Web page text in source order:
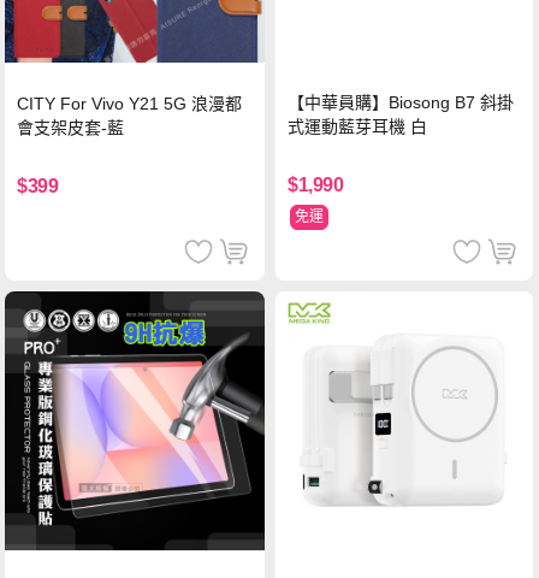
CITY For Vivo Y21 5G 浪漫都
會支架皮套-藍
$399
【中華員購】Biosong B7 斜掛
式運動藍芽耳機 白
$1,990
免運